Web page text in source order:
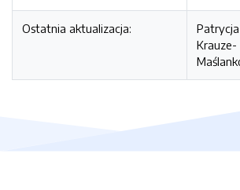
Ostatnia aktualizacja:
Patrycja
Krauze-